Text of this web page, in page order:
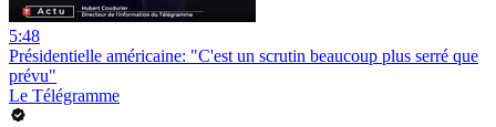
5:48
Présidentielle américaine: "C'est un scrutin beaucoup plus serré que
prévu"
Le Télégramme